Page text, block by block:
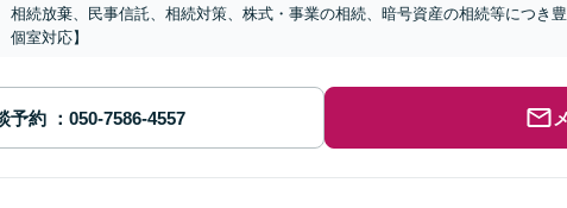
相続放棄、民事信託、相続対策、株式・事業の相続、暗号資産の相続等につき
個室対応】
予約